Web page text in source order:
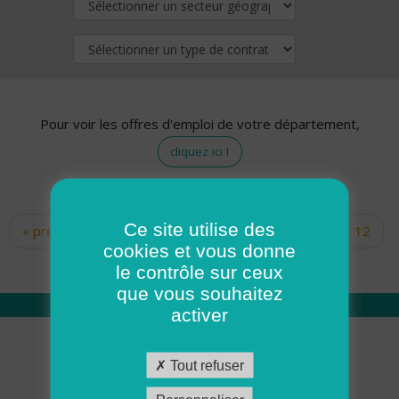
Pour voir les offres d'emploi de votre département,
cliquez ici !
Pages
« premier ‹ précédent … 10
12
14 15 16 17
Qui sommes nous
Académie ADMR
Ce site utilise des
cookies et vous donne
le contrôle sur ceux
que vous souhaitez
activer
Tout refuser